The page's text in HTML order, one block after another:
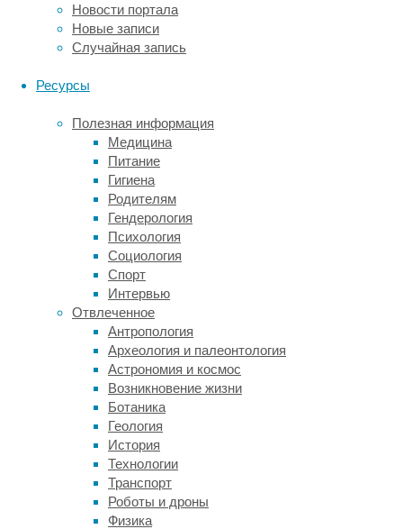
Новости портала
Новые записи
Случайная запись
Ресурсы
Полезная информация
Медицина
Питание
Гигиена
Родителям
Гендерология
Психология
Социология
Спорт
Интервью
Отвлеченное
Антропология
Археология и палеонтология
Астрономия и космос
Возникновение жизни
Ботаника
Геология
История
Технологии
Транспорт
Роботы и дроны
Физика
видеть
мир
вокруг.
исследователи
Университета
Южной
Калифорнии
полагают,
дело
детском
эгоцентризме,
том,
вообще
общаются
окружающим
миром.